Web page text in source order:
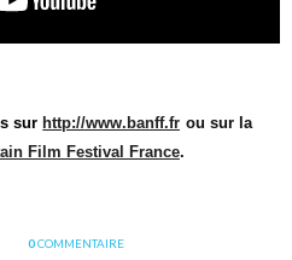
sur http://www.banff.fr ou sur la
Film Festival France.
0 COMMENTAIRE